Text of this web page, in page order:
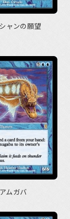
ャンの願望
アムガバ